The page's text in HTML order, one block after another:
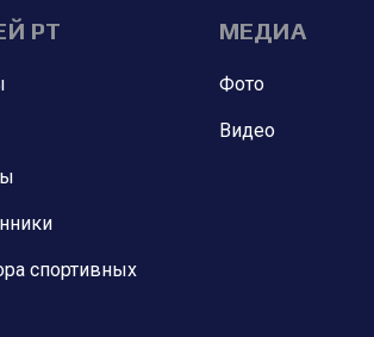
РТ
спортивных
МЕДИА
Фото
Видео